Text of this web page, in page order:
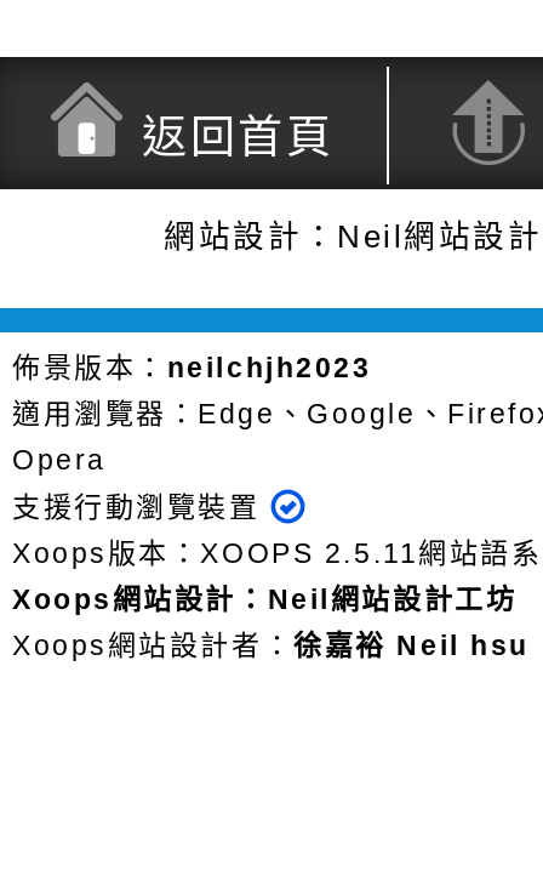
返回首頁
網站設計：Neil網站設
佈景版本： neilchjh2023
適用瀏覽器：Edge、Google、
Opera
支援行動瀏覽裝置
Xoops版本：XOOPS 2.5.11網站語
Xoops網站設計 ： Neil網站設計工坊
Xoops網站設計者：徐嘉裕 Neil hsu